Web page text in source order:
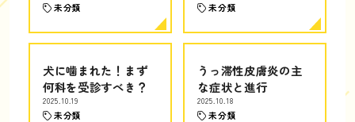
未分類 未分類
犬に噛まれた！まず
何科を受診すべき？
2025.10.19
未分類
うっ滞性皮膚炎の主
な症状と進行
2025.10.18
未分類